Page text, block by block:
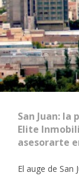
San Juan:
Elite
asesorarte
El auge de